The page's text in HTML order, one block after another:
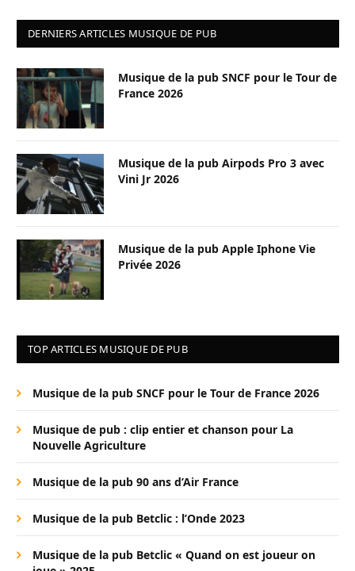
DERNIERS ARTICLES MUSIQUE DE PUB
Musique de la pub SNCF pour le Tour de
France 2026
Musique de la pub Airpods Pro 3 avec
Vini Jr 2026
Musique de la pub Apple Iphone Vie
Privée 2026
TOP ARTICLES MUSIQUE DE PUB
Musique de la pub SNCF pour le Tour de France 2026
Musique de pub : clip entier et chanson pour La
Nouvelle Agriculture
Musique de la pub 90 ans d’Air France
Musique de la pub Betclic : l’Onde 2023
Musique de la pub Betclic « Quand on est joueur on